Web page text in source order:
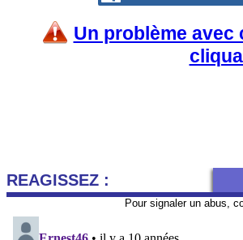
Un problème avec
REAGISSEZ :
Pour signaler un abus,